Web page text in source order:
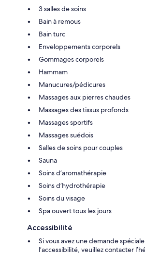
3 salles de soins
Bain à remous
Bain turc
Enveloppements corporels
Gommages corporels
Hammam
Manucures/pédicures
Massages aux pierres chaudes
Massages des tissus profonds
Massages sportifs
Massages suédois
Salles de soins pour couples
Sauna
Soins d’aromathérapie
Soins d’hydrothérapie
Soins du visage
Spa ouvert tous les jours
Accessibilité
Si vous avez une demande
l’accessibilité, veuillez contacter